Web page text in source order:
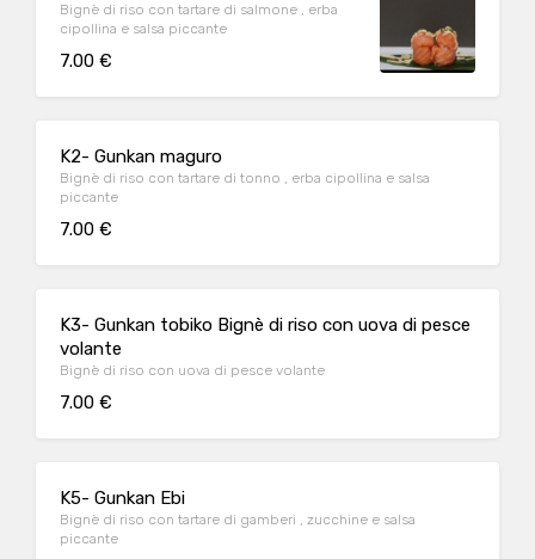
Bignè di riso con tartare di salmone , erba
cipollina e salsa piccante
7.00 €
K2- Gunkan maguro
Bignè di riso con tartare di tonno , erba cipollina e salsa
piccante
7.00 €
K3- Gunkan tobiko Bignè di riso con uova di pesce
volante
Bignè di riso con uova di pesce volante
7.00 €
K5- Gunkan Ebi
Bignè di riso con tartare di gamberi , zucchine e salsa
piccante